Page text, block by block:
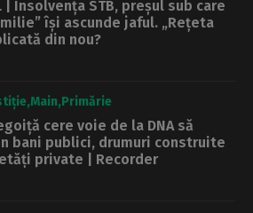
| Insolvența STB, preșul sub care
își ascunde jaful. „Rețeta
din nou?
Main Primărie
cere voie de la DNA să
bani publici, drumuri construite
private | Recorder